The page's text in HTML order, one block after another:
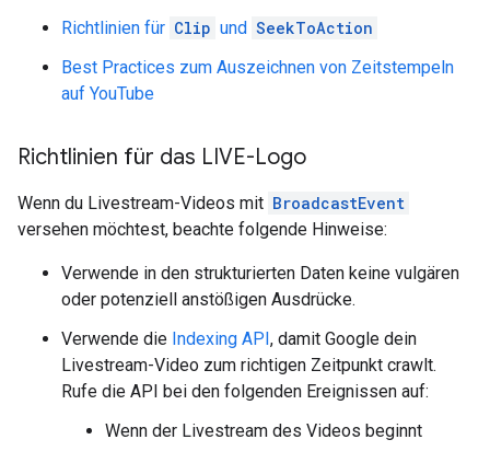
Richtlinien für Clip und SeekToAction
Best Practices zum Auszeichnen von Zeitstempeln
auf YouTube
Richtlinien für das LIVE-Logo
Wenn du Livestream-Videos mit BroadcastEvent
versehen möchtest, beachte folgende Hinweise:
Verwende in den strukturierten Daten keine vulgären
oder potenziell anstößigen Ausdrücke.
Verwende die Indexing API, damit Google dein
Livestream-Video zum richtigen Zeitpunkt crawlt.
Rufe die API bei den folgenden Ereignissen auf:
Wenn der Livestream des Videos beginnt